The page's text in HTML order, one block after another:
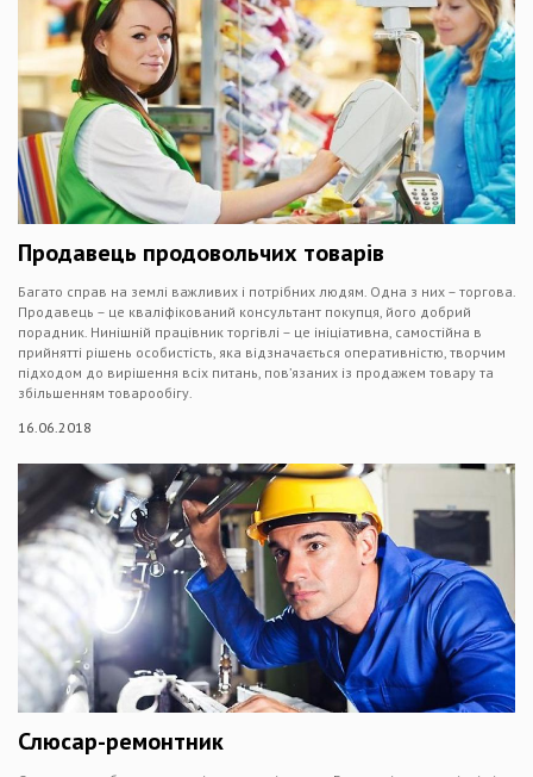
Продавець продовольчих товарів
Багато справ на землі важливих і потрібних людям. Одна з них – торгова.
Продавець – це кваліфікований консультант покупця, його добрий
порадник. Нинішній працівник торгівлі – це ініціативна, самостійна в
прийнятті рішень особистість, яка відзначається оперативністю, творчим
підходом до вирішення всіх питань, пов’язаних із продажем товару та
збільшенням товарообігу.
16.06.2018
Слюсар-ремонтник